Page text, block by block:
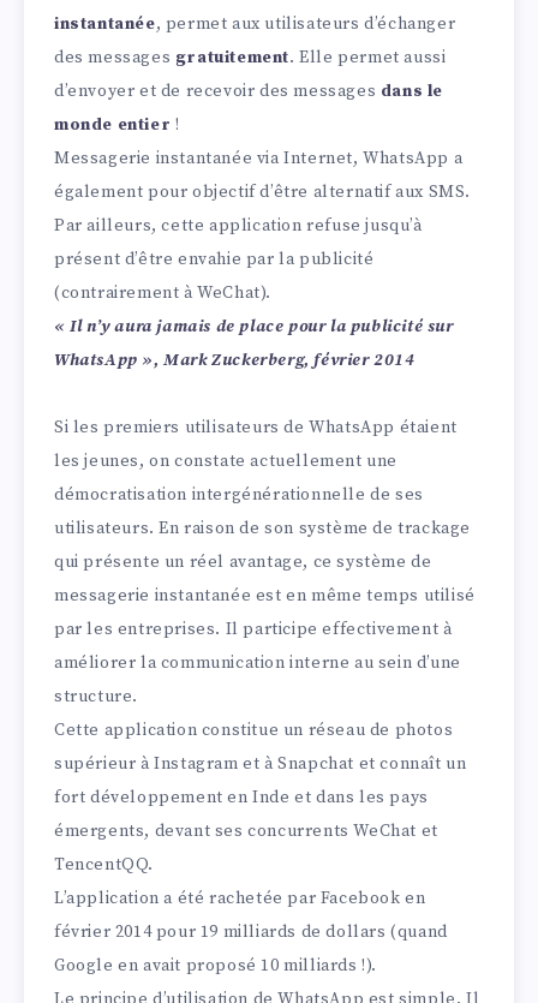
instantanée, permet aux utilisateurs d’échanger
des messages gratuitement. Elle permet aussi
d’envoyer et de recevoir des messages dans le
monde entier !
Messagerie instantanée via Internet, WhatsApp a
également pour objectif d’être alternatif aux SMS.
Par ailleurs, cette application refuse jusqu’à
présent d’être envahie par la publicité
(contrairement à WeChat).
« Il n’y aura jamais de place pour la publicité sur
WhatsApp », Mark Zuckerberg, février 2014
Si les premiers utilisateurs de WhatsApp étaient
les jeunes, on constate actuellement une
démocratisation intergénérationnelle de ses
utilisateurs. En raison de son système de trackage
qui présente un réel avantage, ce système de
messagerie instantanée est en même temps utilisé
par les entreprises. Il participe effectivement à
améliorer la communication interne au sein d’une
structure.
Cette application constitue un réseau de photos
supérieur à Instagram et à Snapchat et connaît un
fort développement en Inde et dans les pays
émergents, devant ses concurrents WeChat et
TencentQQ.
L’application a été rachetée par Facebook en
février 2014 pour 19 milliards de dollars (quand
Google en avait proposé 10 milliards !).